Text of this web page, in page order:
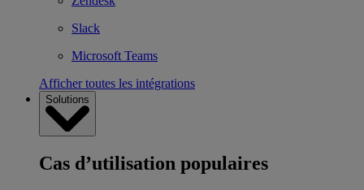
Slack
Microsoft Teams
Afficher toutes les intégrations
Solutions
Cas d’utilisation populaires